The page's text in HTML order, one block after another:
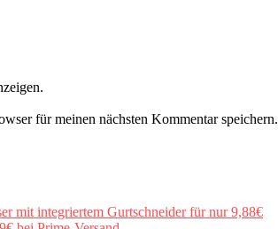
für meinen nächsten Kommentar speichern.
mit integriertem Gurtschneider für nur 9,88€